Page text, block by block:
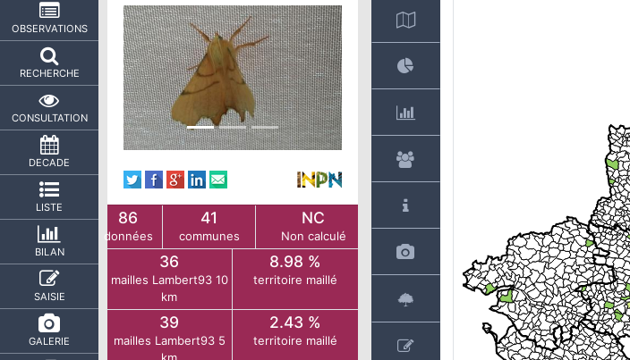
OBSERVATIONS
RECHERCHE
CONSULTATION
DECADE
LISTE
BILAN
SAISIE
GALERIE
86
données
41
communes
NC
Non calculé
36
mailles Lambert93 10
km
8.98 %
territoire maillé
39
mailles Lambert93 5
2.43 %
territoire maillé